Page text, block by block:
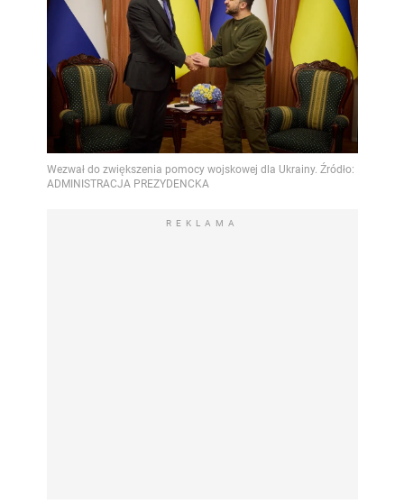
REKLAMA